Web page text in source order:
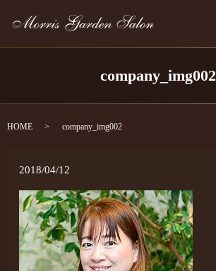
company_img002
HOME company_img002
2018/04/12